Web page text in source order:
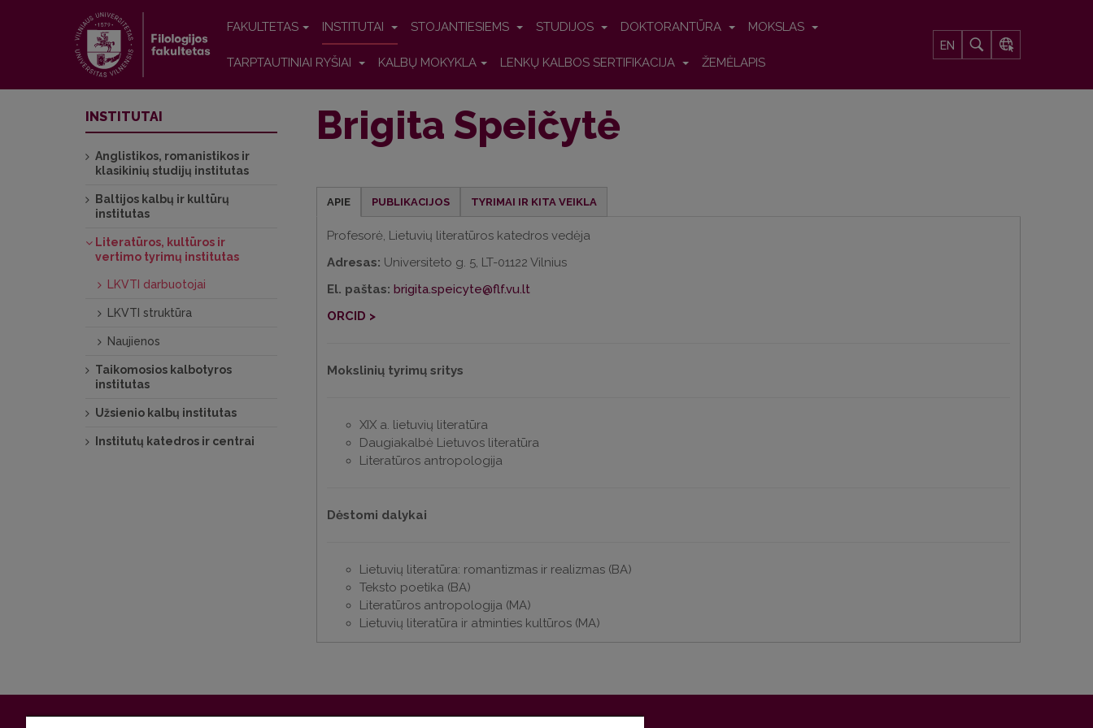
FAKULTETAS INSTITUTAI STOJANTIESIEMS STUDIJOS DOKTORANTŪRA MOKSLAS
TARPTAUTINIAI RYŠIAI KALBŲ MOKYKLA LENKŲ KALBOS SERTIFIKACIJA ŽEMĖLAPIS
EN
Brigita Speičytė
APIE PUBLIKACIJOS TYRIMAI IR KITA VEIKLA
Profesorė, Lietuvių literatūros katedros vedėja
Adresas: Universiteto g. 5, LT-01122 Vilnius
El. paštas: brigita.speicyte@flf.vu.lt
ORCID >
Mokslinių tyrimų sritys
XIX a. lietuvių literatūra
Daugiakalbė Lietuvos literatūra
Literatūros antropologija
Dėstomi dalykai
Lietuvių literatūra: romantizmas ir realizmas (BA)
Teksto poetika (BA)
Literatūros antropologija (MA)
Lietuvių literatūra ir atminties kultūros (MA)
INSTITUTAI
Anglistikos, romanistikos ir
klasikinių studijų institutas
Baltijos kalbų ir kultūrų
institutas
Literatūros, kultūros ir
vertimo tyrimų institutas
LKVTI darbuotojai
LKVTI struktūra
Naujienos
Taikomosios kalbotyros
institutas
Užsienio kalbų institutas
Institutų katedros ir centrai